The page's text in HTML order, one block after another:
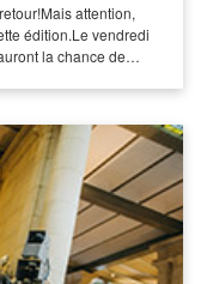
attention,
édition.Le vendredi
la chance de…